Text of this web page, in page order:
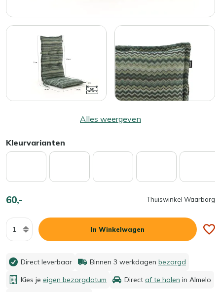
Alles weergeven
Kleurvarianten
60,- Thuiswinkel Waarborg
Aantal
In Winkelwagen
Direct leverbaar Binnen 3 werkdagen bezorgd
Kies je eigen bezorgdatum Direct af te halen in Almelo